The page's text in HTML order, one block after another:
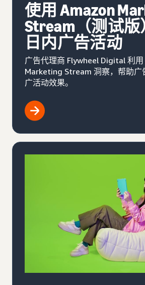
使用 Amazon
Stream（测试
日内广告活动
广告代理商 Flywheel Digital 利
Marketing Stream 洞察，帮助广
广活动效果。